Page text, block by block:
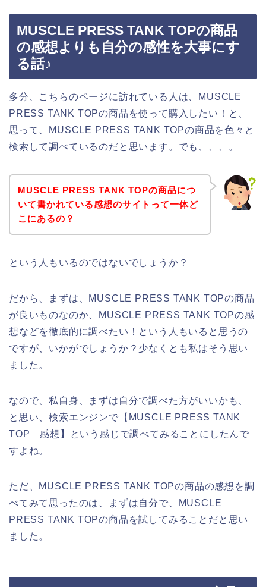
MUSCLE PRESS TANK TOPの商品
の感想よりも自分の感性を大事にす
る話♪
多分、こちらのページに訪れている人は、MUSCLE
PRESS TANK TOPの商品を使って購入したい！と、
思って、MUSCLE PRESS TANK TOPの商品を色々と
検索して調べているのだと思います。でも、、、。
MUSCLE PRESS TANK TOPの商品につ
いて書かれている感想のサイトって一体ど
こにあるの？
という人もいるのではないでしょうか？
だから、まずは、MUSCLE PRESS TANK TOPの商品
が良いものなのか、MUSCLE PRESS TANK TOPの感
想などを徹底的に調べたい！という人もいると思うの
ですが、いかがでしょうか？少なくとも私はそう思い
ました。
なので、私自身、まずは自分で調べた方がいいかも、
と思い、検索エンジンで【MUSCLE PRESS TANK
TOP 感想】という感じで調べてみることにしたんで
すよね。
ただ、MUSCLE PRESS TANK TOPの商品の感想を調
べてみて思ったのは、まずは自分で、MUSCLE
PRESS TANK TOPの商品を試してみることだと思い
ました。